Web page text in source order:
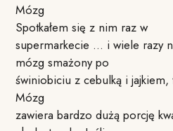
Mózg
Spotkałem się z nim raz w
supermarkecie … i wiele razy
mózg smażony po
świniobiciu z cebulką i
Mózg
zawiera bardzo dużą porcję